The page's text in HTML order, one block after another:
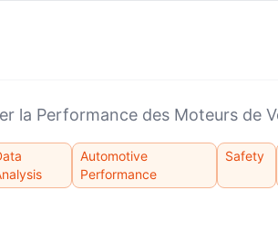
la Performance des Moteurs de
Automotive
Performance
Safety